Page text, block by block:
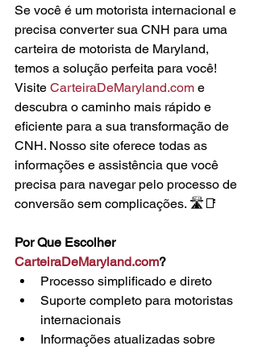
Se você é um motorista internacional e
precisa converter sua CNH para uma
carteira de motorista de Maryland,
temos a solução perfeita para você!
Visite CarteiraDeMaryland.com e
descubra o caminho mais rápido e
eficiente para a sua transformação de
CNH. Nosso site oferece todas as
informações e assistência que você
precisa para navegar pelo processo de
conversão sem complicações. 🛣️📑
Por Que Escolher
CarteiraDeMaryland.com?
Processo simplificado e direto
Suporte completo para motoristas
internacionais
Informações atualizadas sobre